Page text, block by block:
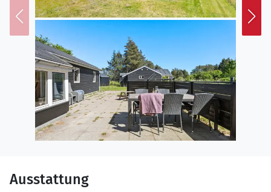
spazieren Sie durch die große Wanderdüne Råbjerg
Mile. Unternehmen Sie eine Robbensafari von
Hirtshals aus, besichtigen Sie das Nordsee-
Ozeanarium oder fahren Sie mit der Sandormen-Bahn
zur versandeten Kirche.
Ausstattung